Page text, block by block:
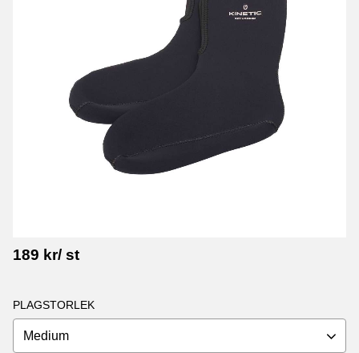
189 kr/ st
PLAGSTORLEK
Medium